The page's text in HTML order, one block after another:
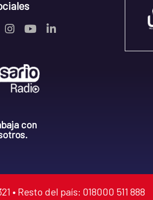
con
• Resto del país: 018000 511 888